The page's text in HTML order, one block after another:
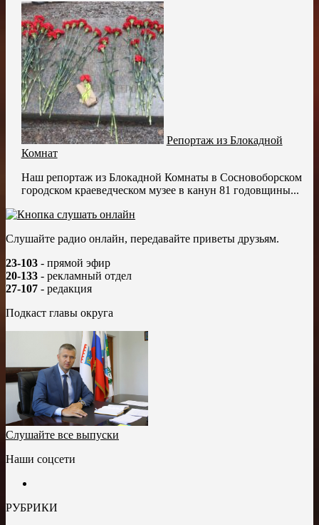
Репортаж из Блокадной
Комнат
Наш репортаж из Блокадной Комнаты в Сосновоборском
городском краеведческом музее в канун 81 годовщины...
Слушайте радио онлайн, передавайте приветы друзьям.
23-103 - прямой эфир
20-133 - рекламный отдел
27-107 - редакция
Подкаст главы округа
Слушайте все выпуски
Наши соцсети
РУБРИКИ